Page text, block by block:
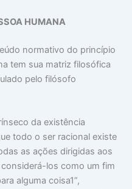
HUMANA
normativo do princípio
tem sua matriz filosófica
pelo filósofo
da existência
todo o ser racional existe
as ações dirigidas aos
los como um fim
alguma coisa1”,